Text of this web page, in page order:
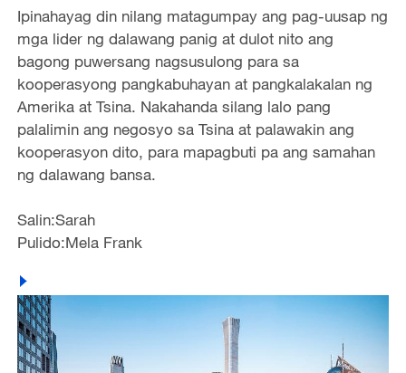
Ipinahayag din nilang matagumpay ang pag-uusap ng
mga lider ng dalawang panig at dulot nito ang
bagong puwersang nagsusulong para sa
kooperasyong pangkabuhayan at pangkalakalan ng
Amerika at Tsina. Nakahanda silang lalo pang
palalimin ang negosyo sa Tsina at palawakin ang
kooperasyon dito, para mapagbuti pa ang samahan
ng dalawang bansa.
Salin:Sarah
Pulido:Mela Frank